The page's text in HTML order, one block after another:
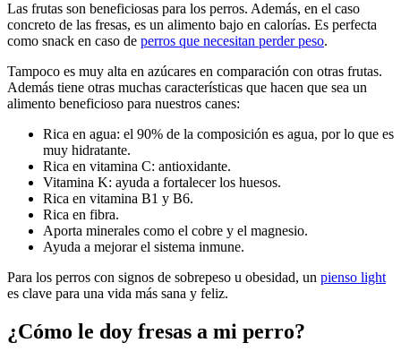
Las frutas son beneficiosas para los perros. Además, en el caso
concreto de las fresas, es un alimento bajo en calorías. Es perfecta
como snack en caso de perros que necesitan perder peso.
Tampoco es muy alta en azúcares en comparación con otras frutas.
Además tiene otras muchas características que hacen que sea un
alimento beneficioso para nuestros canes:
Rica en agua: el 90% de la composición es agua, por lo que es
muy hidratante.
Rica en vitamina C: antioxidante.
Vitamina K: ayuda a fortalecer los huesos.
Rica en vitamina B1 y B6.
Rica en fibra.
Aporta minerales como el cobre y el magnesio.
Ayuda a mejorar el sistema inmune.
Para los perros con signos de sobrepeso u obesidad, un pienso light
es clave para una vida más sana y feliz.
¿Cómo le doy fresas a mi perro?